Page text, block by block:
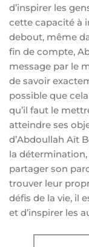
d’inspirer les
cette capacité à
debout, même
fin de compte,
message par le
de savoir
possible que
qu’il faut le
atteindre ses
d’Abdoullah Aït
la détermination,
partager son
trouver leur
défis de la vie, il
et d’inspirer les